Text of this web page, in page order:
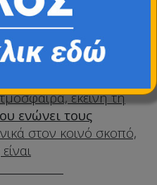
, διότι είναι η
το δύσκολο 2022 (!),
της ΕΛΑΤ μας
,ΣΥΛΛΟΓΙΚΑ
εκείνη τη
ενώνει τους
στον κοινό σκοπό,